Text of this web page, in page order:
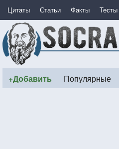
Цитаты Статьи Факты Тесты
+Добавить Популярные